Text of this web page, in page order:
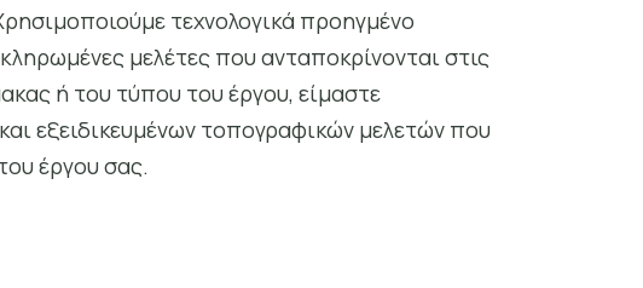
τεχνολογικά προηγμένο
μελέτες που ανταποκρίνονται στις
ή του τύπου του έργου, είμαστε
εξειδικευμένων τοπογραφικών μελετών που
έργου σας.